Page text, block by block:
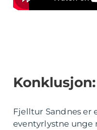
Konklusjon:
Fjelltur Sandnes
eventyrlystne unge